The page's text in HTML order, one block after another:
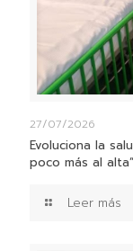
27/07/2026
Evoluciona la
poco más al
Leer más